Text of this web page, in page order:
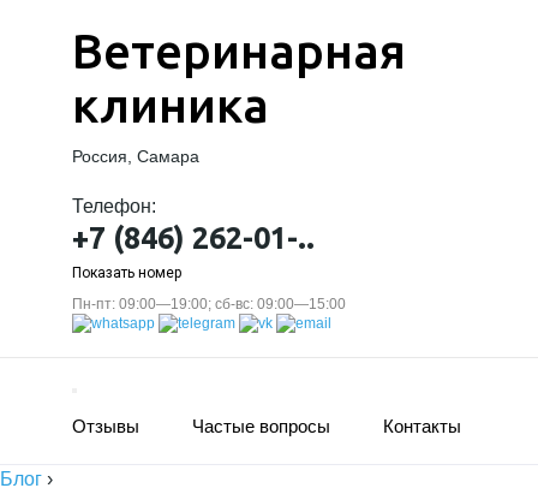
Ветеринарная
клиника
Россия, Самара
Телефон:
+7 (846) 262-01-..
Показать номер
Пн-пт: 09:00—19:00; сб-вс: 09:00—15:00
Отзывы Частые вопросы Контакты
Блог ›